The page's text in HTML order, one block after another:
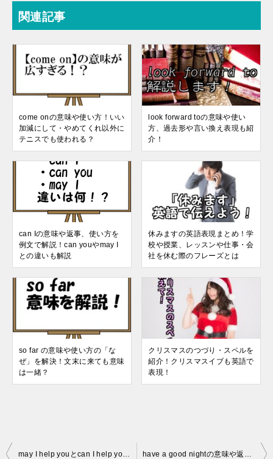
関連記事
come onの意味や使い方！いい
加減にして・やめてくれ以外に
テニスでも使われる？
look forward toの意味や使い
方、過去形や言い換え表現も紹
介！
can Iの意味や返事、使い方を
例文で解説！can youやmay I
との違いも解説
休みますの英語表現まとめ！学
校や授業、レッスンや仕事・会
社を休む際のフレーズとは
so far の意味や使い方の「な
ぜ」を解決！文末に来ても意味
は一緒？
クリスマスのつづり・スペルを
紹介！クリスマスイブも英語で
表現！
投